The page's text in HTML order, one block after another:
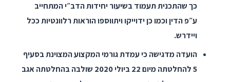
כך שהתכנית תעמוד בשיעור יחידות הדב״י המתחייב
ע״פ הדין וכמו כן ידוייקו ויתווספו הוראות רלוונטיות ככל
ויידרש.
הועדה מדגישה כי עמדת גורמי המקצוע המצוינת בסעיף
5 להחלטתה מיום 22 ביולי 2020 שולבה בהחלטתה אגב